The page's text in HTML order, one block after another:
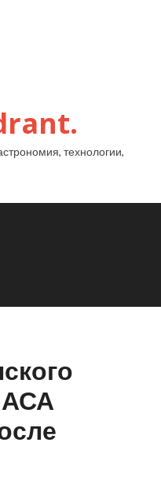
технологии,